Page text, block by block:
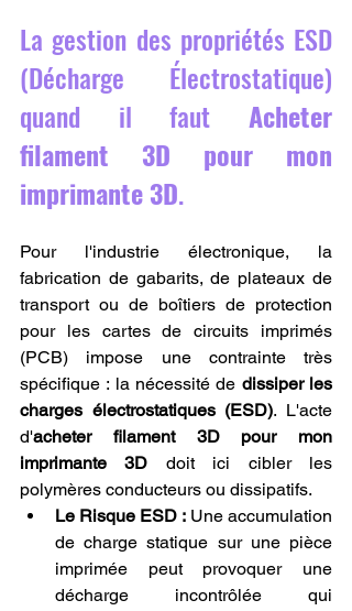
La gestion des propriétés ESD
(Décharge Électrostatique)
quand il faut Acheter
filament 3D pour mon
imprimante 3D.
Pour l'industrie électronique, la
fabrication de gabarits, de plateaux de
transport ou de boîtiers de protection
pour les cartes de circuits imprimés
(PCB) impose une contrainte très
spécifique : la nécessité de dissiper les
charges électrostatiques (ESD). L'acte
d'acheter filament 3D pour mon
imprimante 3D doit ici cibler les
polymères conducteurs ou dissipatifs.
Le Risque ESD : Une accumulation
de charge statique sur une pièce
imprimée peut provoquer une
décharge incontrôlée qui